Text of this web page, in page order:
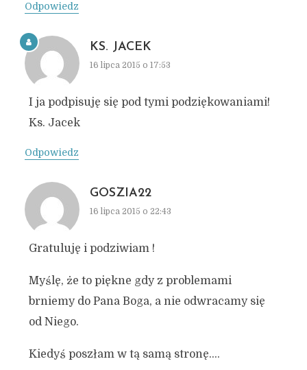
Odpowiedz
KS. JACEK
16 lipca 2015 o 17:53
I ja podpisuję się pod tymi podziękowaniami!
Ks. Jacek
Odpowiedz
GOSZIA22
16 lipca 2015 o 22:43
Gratuluję i podziwiam !
Myślę, że to piękne gdy z problemami
brniemy do Pana Boga, a nie odwracamy się
od Niego.
Kiedyś poszłam w tą samą stronę….